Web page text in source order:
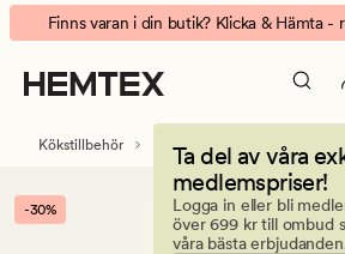
Lise
klädvårdsrulle
refill
natur
Animerad
banner.
Klicka
på
att
pausa.
Finns varan i din butik? Klicka & Hämta
Ta del av våra
medlemspriser!
Logga in eller bli
över 699 kr till ombud
våra bästa
Kökstillbehör Diskning
-30%